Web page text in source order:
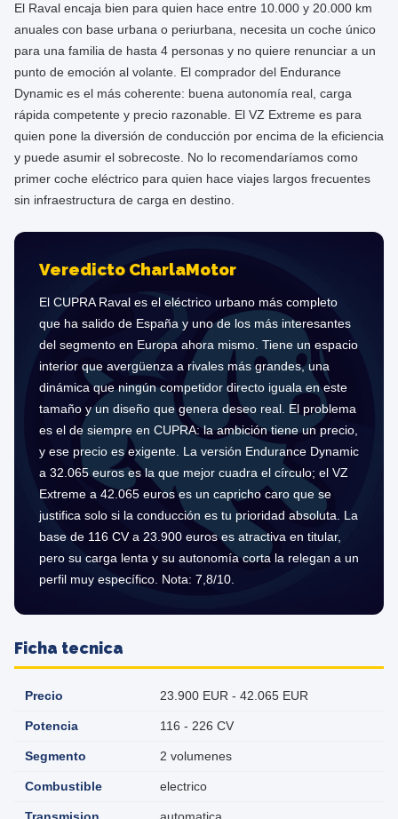
El Raval encaja bien para quien hace entre 10.000 y 20.000 km
anuales con base urbana o periurbana, necesita un coche único
para una familia de hasta 4 personas y no quiere renunciar a un
punto de emoción al volante. El comprador del Endurance
Dynamic es el más coherente: buena autonomía real, carga
rápida competente y precio razonable. El VZ Extreme es para
quien pone la diversión de conducción por encima de la eficiencia
y puede asumir el sobrecoste. No lo recomendaríamos como
primer coche eléctrico para quien hace viajes largos frecuentes
sin infraestructura de carga en destino.
Veredicto CharlaMotor
El CUPRA Raval es el eléctrico urbano más completo
que ha salido de España y uno de los más interesantes
del segmento en Europa ahora mismo. Tiene un espacio
interior que avergüenza a rivales más grandes, una
dinámica que ningún competidor directo iguala en este
tamaño y un diseño que genera deseo real. El problema
es el de siempre en CUPRA: la ambición tiene un precio,
y ese precio es exigente. La versión Endurance Dynamic
a 32.065 euros es la que mejor cuadra el círculo; el VZ
Extreme a 42.065 euros es un capricho caro que se
justifica solo si la conducción es tu prioridad absoluta. La
base de 116 CV a 23.900 euros es atractiva en titular,
pero su carga lenta y su autonomía corta la relegan a un
perfil muy específico. Nota: 7,8/10.
Ficha tecnica
Precio 23.900 EUR - 42.065 EUR
Potencia 116 - 226 CV
Segmento 2 volumenes
Combustible electrico